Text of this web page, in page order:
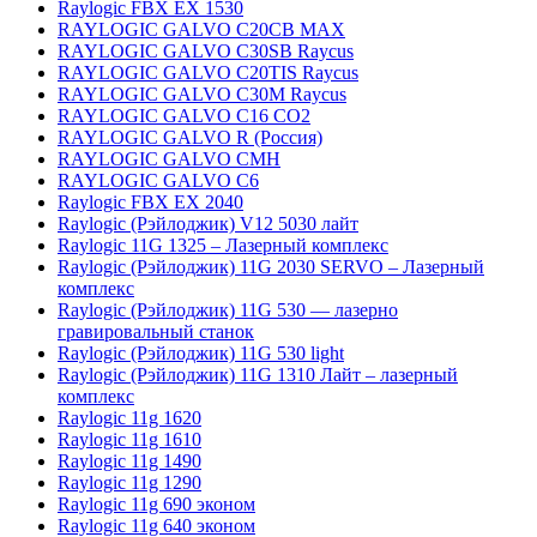
Raylogic FBX EX 1530
RAYLOGIC GALVO С20CB MAX
RAYLOGIC GALVO С30SB Raycus
RAYLOGIC GALVO C20TIS Raycus
RAYLOGIC GALVO С30M Raycus
RAYLOGIC GALVO С16 CO2
RAYLOGIC GALVO R (Россия)
RAYLOGIC GALVO CMH
RAYLOGIC GALVO С6
Raylogic FBX EX 2040
Raylogic (Рэйлоджик) V12 5030 лайт
Raylogic 11G 1325 – Лазерный комплекс
Raylogic (Рэйлоджик) 11G 2030 SERVO – Лазерный
комплекс
Raylogic (Рэйлоджик) 11G 530 — лазерно
гравировальный станок
Raylogic (Рэйлоджик) 11G 530 light
Raylogic (Рэйлоджик) 11G 1310 Лайт – лазерный
комплекс
Raylogic 11g 1620
Raylogic 11g 1610
Raylogic 11g 1490
Raylogic 11g 1290
Raylogic 11g 690 эконом
Raylogic 11g 640 эконом